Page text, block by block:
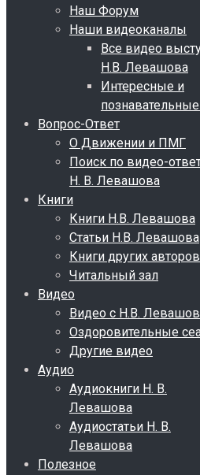
Наш Форум
Наши видеоканалы
Все видео
Н.В. Левашова
Интересные и
Вопрос-Ответ
О Движении и ПМГ
Поиск по видео-
Н. В. Левашова
Книги
Книги Н.В. Левашова
Статьи Н.В. Левашова
Книги других авторов
Читальный зал
Видео
Видео с Н.В.
Оздоровительные
Другие видео
Аудио
Аудиокниги Н. В.
Левашова
Аудиостатьи Н. В.
Левашова
Полезное